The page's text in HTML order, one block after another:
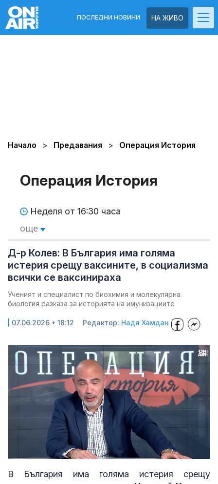
НА ЖИВО
ПОСЛЕДНИ НОВИНИ
Начало Предавания Операция История
Операция История
Неделя от 16:30 часа
още
Д-р Колев: В България има голяма
истерия срещу ваксините, в социализма
всички се ваксинираха
Ученият и специалист по биохимия и молекулярна
биология разказа за историята на имунизациите
07.06.2026 • 18:12 Редактор: Надя Хамдан
Unmute Loaded:
3.24%
В България има голяма истерия срещу